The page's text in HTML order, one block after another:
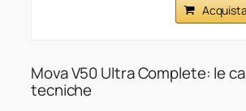
Mova V50 Ultra Complete: le
tecniche